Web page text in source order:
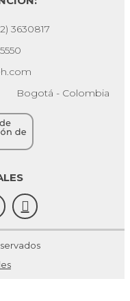
3630817
Bogotá - Colombia